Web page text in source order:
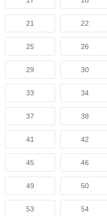
21 22
25 26
29 30
33 34
37 38
41 42
45 46
49 50
53 54